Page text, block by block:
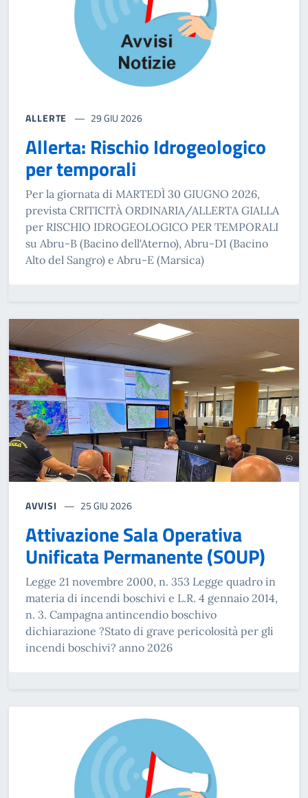
ALLERTE 29 GIU 2026
Allerta: Rischio Idrogeologico
per temporali
Per la giornata di MARTEDÌ 30 GIUGNO 2026,
prevista CRITICITÀ ORDINARIA/ALLERTA GIALLA
per RISCHIO IDROGEOLOGICO PER TEMPORALI
su Abru-B (Bacino dell'Aterno), Abru-D1 (Bacino
Alto del Sangro) e Abru-E (Marsica)
AVVISI 25 GIU 2026
Attivazione Sala Operativa
Unificata Permanente (SOUP)
Legge 21 novembre 2000, n. 353 Legge quadro in
materia di incendi boschivi e L.R. 4 gennaio 2014,
n. 3. Campagna antincendio boschivo
dichiarazione ?Stato di grave pericolosità per gli
incendi boschivi? anno 2026